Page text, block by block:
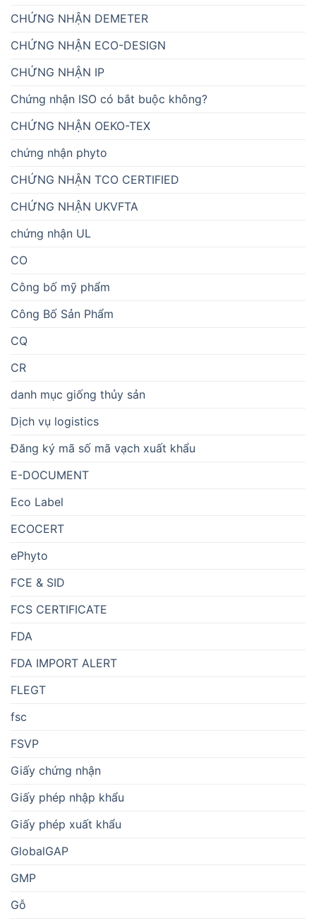
CHỨNG NHẬN DEMETER
CHỨNG NHẬN ECO-DESIGN
CHỨNG NHẬN IP
Chứng nhận ISO có bắt buộc không?
CHỨNG NHẬN OEKO-TEX
chứng nhận phyto
CHỨNG NHẬN TCO CERTIFIED
CHỨNG NHẬN UKVFTA
chứng nhận UL
CO
Công bố mỹ phẩm
Công Bố Sản Phẩm
CQ
CR
danh mục giống thủy sản
Dịch vụ logistics
Đăng ký mã số mã vạch xuất khẩu
E-DOCUMENT
Eco Label
ECOCERT
ePhyto
FCE & SID
FCS CERTIFICATE
FDA
FDA IMPORT ALERT
FLEGT
fsc
FSVP
Giấy chứng nhận
Giấy phép nhập khẩu
Giấy phép xuất khẩu
GlobalGAP
GMP
Gỗ